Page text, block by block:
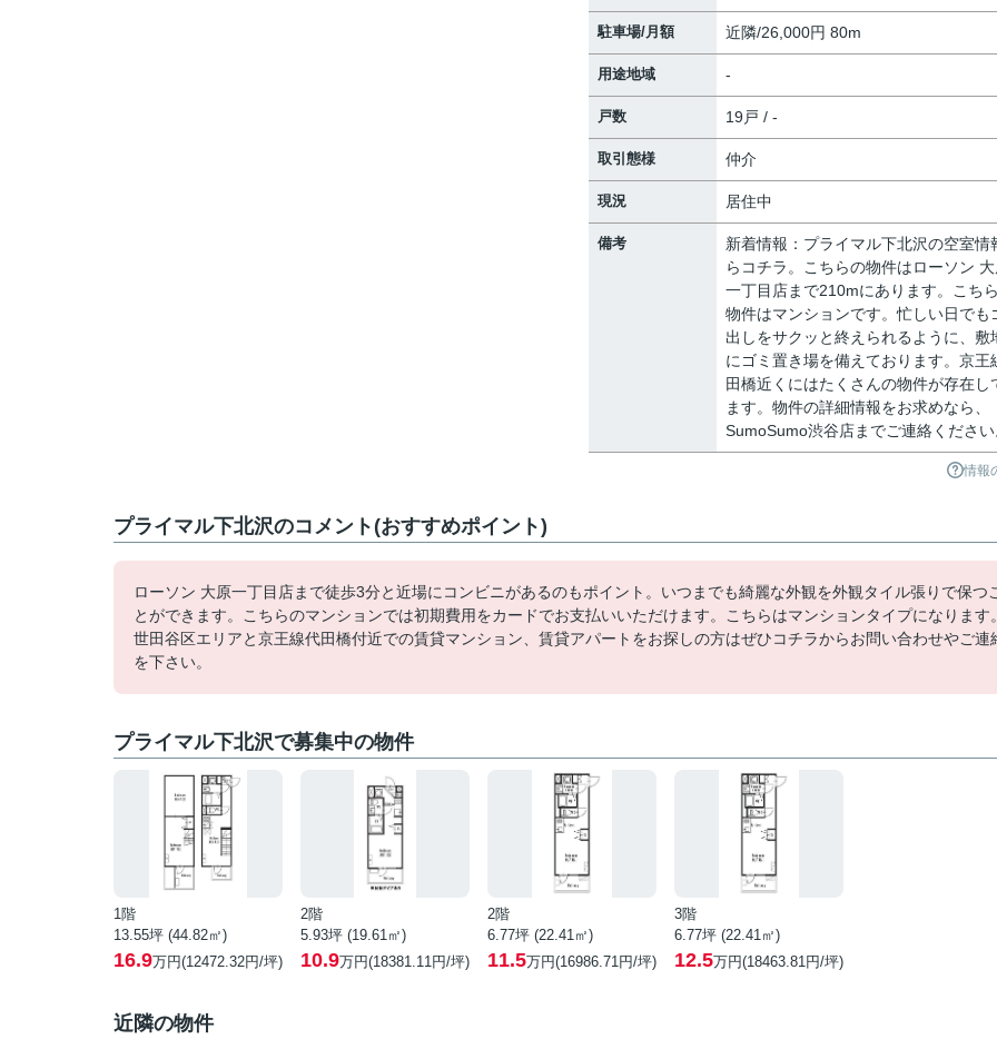
駐車場/月額 近隣/26,000円 80m
用途地域 -
戸数 19戸 / -
取引態様 仲介
現況 居住中
備考
新着情報：プライマル下北沢の空室情
らコチラ。こちらの物件はローソン
一丁目店まで210mにあります。こち
物件はマンションです。忙しい日でも
出しをサクッと終えられるように、敷
にゴミ置き場を備えております。京王
田橋近くにはたくさんの物件が存在し
ます。物件の詳細情報をお求めなら、
SumoSumo渋谷店までご連絡ください
情報
プライマル下北沢のコメント(おすすめポイント)
ローソン 大原一丁目店まで徒歩3分と近場にコンビニがあるのもポイント。いつまでも綺麗な外観を外観タイル張りで保つ
とができます。こちらのマンションでは初期費用をカードでお支払いいただけます。こちらはマンションタイプになります。
世田谷区エリアと京王線代田橋付近での賃貸マンション、賃貸アパートをお探しの方はぜひコチラからお問い合わせやご連
を下さい。
プライマル下北沢で募集中の物件
1階
13.55坪 (44.82㎡)
16.9万円(12472.32円/坪)
2階
5.93坪 (19.61㎡)
10.9万円(18381.11円/坪)
2階
6.77坪 (22.41㎡)
11.5万円(16986.71円/坪)
3階
6.77坪 (22.41㎡)
12.5万円(18463.81円/坪)
近隣の物件